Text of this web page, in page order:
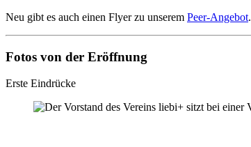
Neu gibt es auch einen Flyer zu unserem Peer-Angebot.
Fotos von der Eröffnung
Erste Eindrücke